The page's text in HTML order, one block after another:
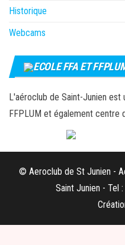
Historique
Webcams
ECOLE FFA ET
L'aéroclub de Saint-Junien est
FFPLUM et également centre
© Aeroclub de St Junien -
Saint Junien - Tel